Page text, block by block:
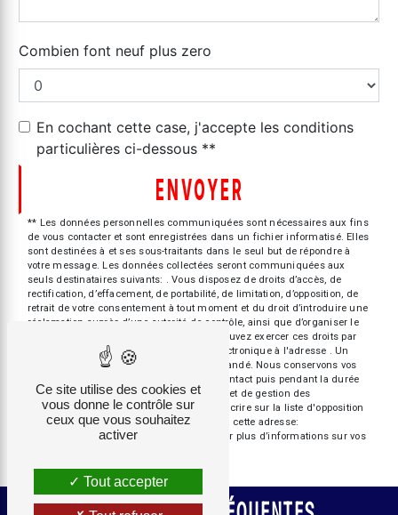
Combien font neuf plus zero
En cochant cette case, j'accepte les conditions
particulières ci-dessous **
ENVOYER
** Les données personnelles communiquées sont nécessaires aux fins
de vous contacter et sont enregistrées dans un fichier informatisé. Elles
sont destinées à et ses sous-traitants dans le seul but de répondre à
votre message. Les données collectées seront communiquées aux
seuls destinataires suivants: . Vous disposez de droits d’accès, de
rectification, d’effacement, de portabilité, de limitation, d’opposition, de
retrait de votre consentement à tout moment et du droit d’introduire une
réclamation auprès d’une autorité de contrôle, ainsi que d’organiser le
sort de vos données post-mortem. Vous pouvez exercer ces droits par
voie postale à l'adresse ou par courrier électronique à l'adresse . Un
justificatif d'identité pourra vous être demandé. Nous conservons vos
données pendant la période de prise de contact puis pendant la durée
de prescription légale aux fins probatoires et de gestion des
contentieux. Vous avez le droit de vous inscrire sur la liste d'opposition
au démarchage téléphonique, disponible à cette adresse:
. Consultez le site cnil.fr pour plus d’informations sur vos
Ce site utilise des cookies et
vous donne le contrôle sur
ceux que vous souhaitez
activer
Tout accepter